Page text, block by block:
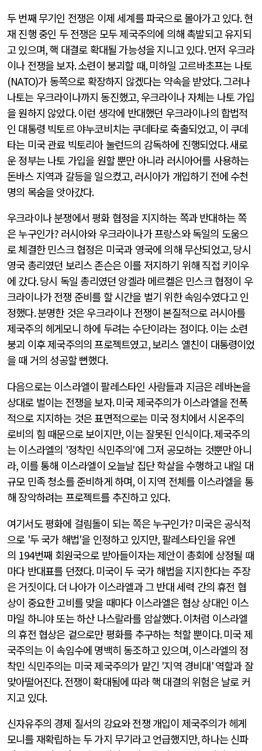
두 번째 무기인 전쟁은 이제 세계를 파국으로 몰아가고 있다.현
재 진행 중인 두 전쟁은 모두 제국주의에 의해 촉발되고 유지되
고 있으며,핵 대결로 확대될 가능성을 지니고 있다.먼저 우크라
이나 전쟁을 보자.소련이 붕괴할 때,미하일 고르바초프는 나토
(NATO)가 동쪽으로 확장하지 않겠다는 약속을 받았다.그러나
나토는 우크라이나까지 동진했고, 우크라이나 자체는 나토 가입
을 원하지 않았다.이런 생각에 반대했던 우크라이나의 합법적
인 대통령 빅토르 야누코비치는 쿠데타로 축출되었고, 이 쿠데
타는 미국 관료 빅토리아 눌런드의 감독하에 진행되었다.새로
운 정부는 나토 가입을 원할 뿐만 아니라 러시아어를 사용하는
돈바스 지역과 갈등을 일으켰고, 러시아가 개입하기 전에 수천
명의 목숨을 앗아갔다.
우크라이나 분쟁에서 평화 협정을 지지하는 쪽과 반대하는 쪽
은 누구인가? 러시아와 우크라이나가 프랑스와 독일의 도움으
로 체결한 민스크 협정은 미국과 영국에 의해 무산되었고,당시
영국 총리였던 보리스 존슨은 이를 저지하기 위해 직접 키이우
에 갔다.당시 독일 총리였던 앙겔라 메르켈은 민스크 협정이 우
크라이나가 전쟁 준비를 할 시간을 벌기 위한 속임수였다고 인
정했다.분명한 것은 우크라이나 전쟁이 본질적으로 러시아를
제국주의 헤게모니 하에 두려는 수단이라는 점이다.이는 소련
붕괴 이후 제국주의의 프로젝트였고,보리스 옐친이 대통령이었
을 때 거의 성공할 뻔했다.
다음으로는 이스라엘이 팔레스타인 사람들과 지금은 레바논을
상대로 벌이는 전쟁을 보자.미국 제국주의가 이스라엘을 전폭
적으로 지지하는 것은 표면적으로는 미국 정치에서 시온주의
로비의 힘 때문으로 보이지만,이는 잘못된 인식이다.제국주의
는 이스라엘의 '정착민 식민주의'에 그저 공모하는 것뿐만 아니
라, 이를 통해 이스라엘이 오늘날 집단 학살을 수행하고 내일 대
규모 민족 청소를 준비하게 하며, 이 지역 전체를 이스라엘을 통
해 장악하려는 프로젝트를 추진하고 있다.
여기서도 평화에 걸림돌이 되는 쪽은 누구인가?미국은 공식적
으로 '두 국가 해법'을 인정하고 있지만, 팔레스타인을 유엔
의 194번째 회원국으로 받아들이자는 제안이 총회에 상정될 때
마다 반대표를 던졌다.미국이 두 국가 해법을 지지한다는 주장
은 거짓이다.더 나아가 이스라엘과 그 반대 세력 간의 휴전 협
상이 중요한 고비를 맞을 때마다 이스라엘은 협상 상대인 이스
마일 하니야 또는 하산 나스랄라를 암살했다.이처럼 이스라엘
의 휴전 협상은 겉으로만 평화를 추구하는 척할 뿐이다.미국 제
국주의는 이 속임수에 명백히 동조하고 있으며,이스라엘의 정
착민 식민주의는 미국 제국주의가 맡긴 '지역 경비대'역할과 잘
맞아떨어진다.전쟁이 확대됨에 따라 핵 대결의 위험은 날로 커
지고 있다.
신자유주의 경제 질서의 강요와 전쟁 개입이 제국주의가 헤게
모니를 재확립하는 두 가지 무기라고 언급했지만,하나는 신파